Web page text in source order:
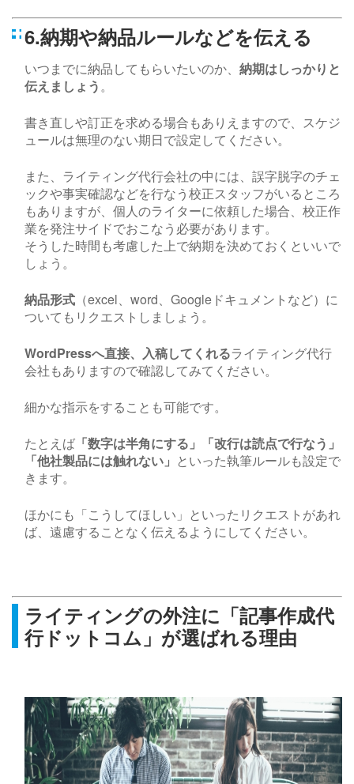
6.納期や納品ルールなどを伝える
いつまでに納品してもらいたいのか、 納期はしっかりと
伝えましょう。
書き直しや訂正を求める場合もありえますので、スケジ
ュールは無理のない期日で設定してください。
また、ライティング代行会社の中には、誤字脱字のチェ
ックや事実確認などを行なう校正スタッフがいるところ
もありますが、個人のライターに依頼した場合、校正作
業を発注サイドでおこなう必要があります。
そうした時間も考慮した上で納期を決めておくといいで
しょう。
納品形式 （excel、 word、 Google ドキュメントなど）に
ついてもリクエストしましょう。
WordPressへ直接、⼊稿してくれるライティング代行
会社もありますので確認してみてください。
細かな指示をすることも可能です。
たとえば 「数字は半角にする」「改行は読点で行なう」
「他社製品には触れない」 といった執筆ルールも設定で
きます。
ほかにも「こうしてほしい」といったリクエストがあれ
ば、遠慮することなく伝えるようにしてください。
ライティングの外注に「記事作成代
行ドットコム」が選ばれる理由